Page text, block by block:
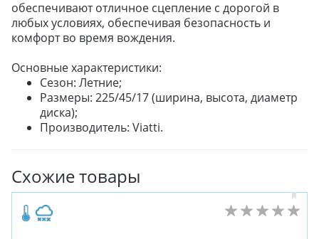
обеспечивают отличное сцепление с дорогой в
любых условиях, обеспечивая безопасность и
комфорт во время вождения.
Основные характеристики:
Сезон: Летние;
Размеры: 225/45/17 (ширина, высота, диаметр
диска);
Производитель: Viatti.
Схожие товары